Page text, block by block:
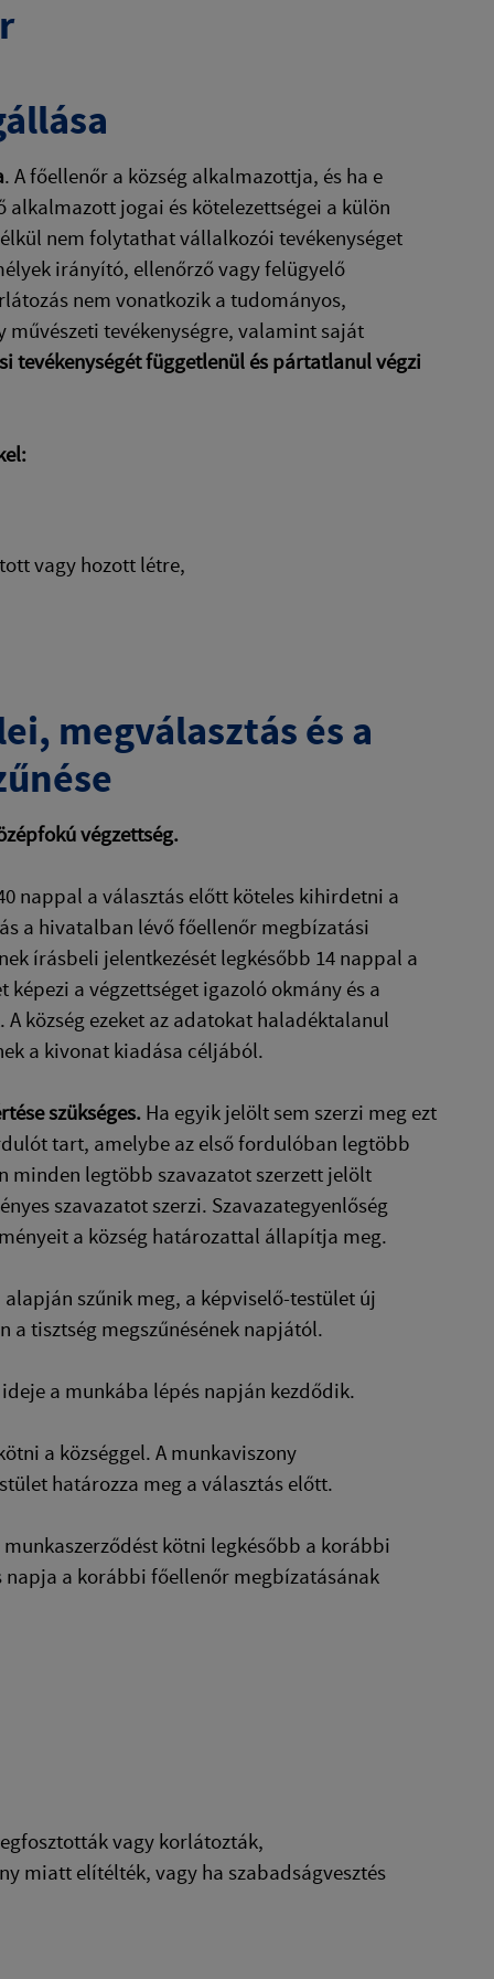
. A főellenőr a község alkalmazottja, és ha e
jogai és kötelezettségei a külön
nem folytathat vállalkozói tevékenységet
irányító, ellenőrző vagy felügyelő
nem vonatkozik a tudományos,
tevékenységre, valamint saját
tevékenységét függetlenül és pártatlanul végzi
vagy hozott létre,
megválasztás és a
végzettség.
nappal a választás előtt köteles kihirdetni a
a hivatalban lévő főellenőr megbízatási
írásbeli jelentkezését legkésőbb 14 nappal a
a végzettséget igazoló okmány és a
község ezeket az adatokat haladéktalanul
a kivonat kiadása céljából.
szükséges. Ha egyik jelölt sem szerzi meg ezt
tart, amelybe az első fordulóban legtöbb
minden legtöbb szavazatot szerzett jelölt
szavazatot szerzi. Szavazategyenlőség
a község határozattal állapítja meg.
szűnik meg, a képviselő-testület új
a tisztség megszűnésének napjától.
a munkába lépés napján kezdődik.
a községgel. A munkaviszony
határozza meg a választás előtt.
kötni legkésőbb a korábbi
a korábbi főellenőr megbízatásának
vagy korlátozták,
miatt elítélték, vagy ha szabadságvesztés